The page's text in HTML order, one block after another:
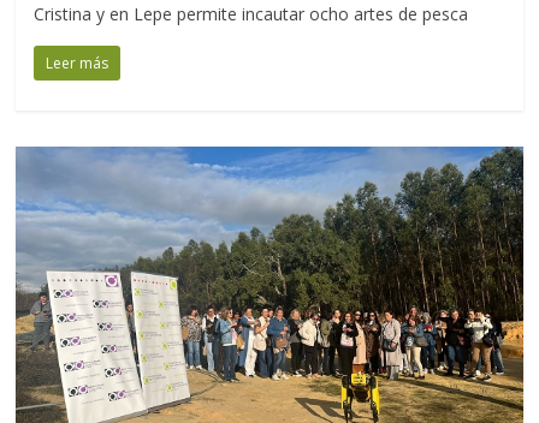
Cristina y en Lepe permite incautar ocho artes de pesca
Leer más